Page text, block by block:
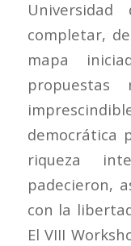
completar,
mapa
propuestas
democrática
riqueza
padecieron,
con la
El VIII